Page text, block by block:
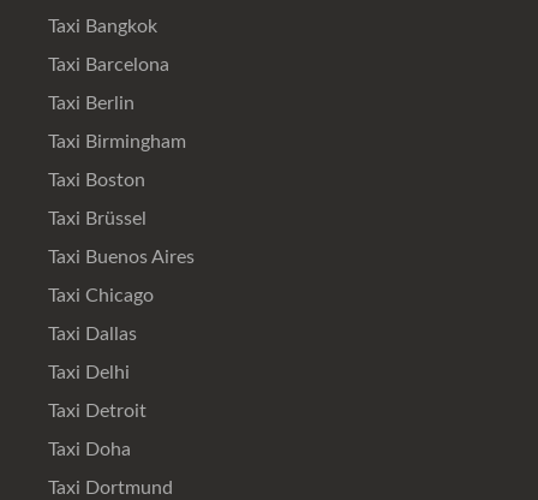
Taxi Bangkok
Taxi Barcelona
Taxi Berlin
Taxi Birmingham
Taxi Boston
Taxi Brüssel
Taxi Buenos Aires
Taxi Chicago
Taxi Dallas
Taxi Delhi
Taxi Detroit
Taxi Doha
Taxi Dortmund